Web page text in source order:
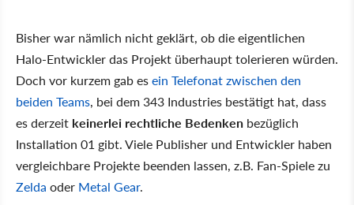
Bisher war nämlich nicht geklärt, ob die eigentlichen
Halo-Entwickler das Projekt überhaupt tolerieren würden.
Doch vor kurzem gab esein Telefonat zwischen den
beiden Teams, bei dem 343 Industries bestätigt hat, dass
es derzeit keinerlei rechtliche Bedenken bezüglich
Installation 01 gibt. Viele Publisher und Entwickler haben
vergleichbare Projekte beenden lassen, z.B. Fan-Spiele zu
Zelda oder Metal Gear.